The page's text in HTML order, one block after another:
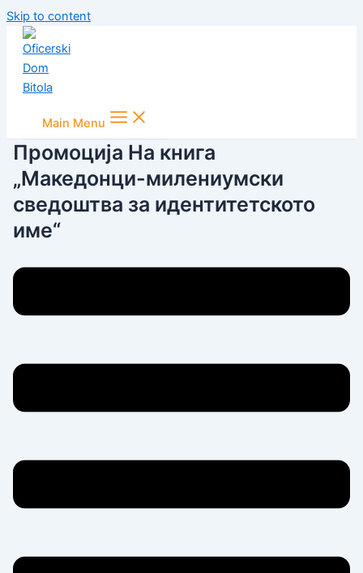
Skip to content
Main Menu
Промоција На книга
„Македонци-милениумски
сведоштва за идентитетското
име“